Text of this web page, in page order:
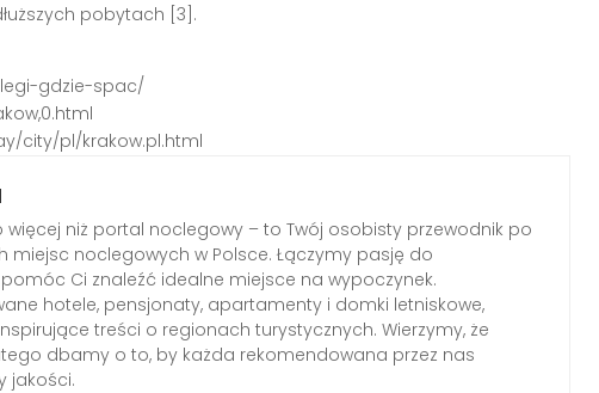
pobytach [3].
gdzie-spac/
city/pl/krakow.pl.html
więcej niż portal noclegowy – to Twój osobisty przewodnik po
miejsc noclegowych w Polsce. Łączymy pasję do
Ci znaleźć idealne miejsce na wypoczynek.
hotele, pensjonaty, apartamenty i domki letniskowe,
treści o regionach turystycznych. Wierzymy, że
dbamy o to, by każda rekomendowana przez nas
jakości.